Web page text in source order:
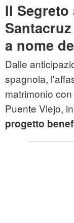
Il
a nome
Dalle
spagnola,
matrimonio
Puente Viejo,
progetto